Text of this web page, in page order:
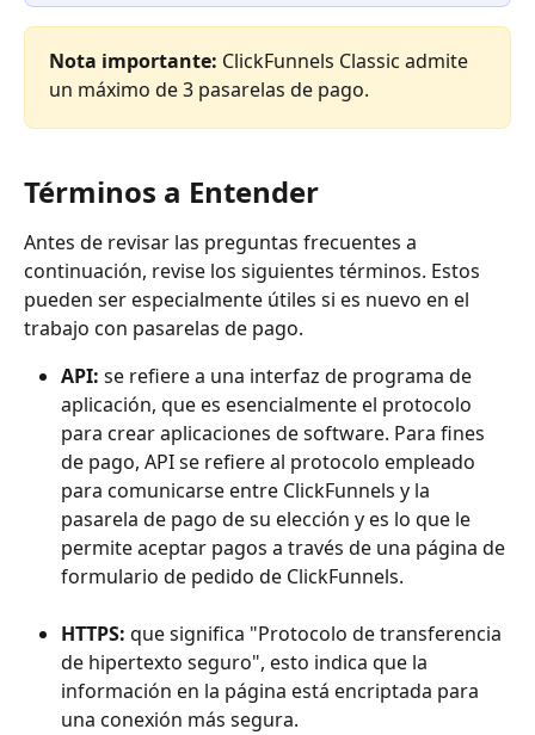
Nota importante: ClickFunnels Classic admite
un máximo de 3 pasarelas de pago.
Términos a Entender
Antes de revisar las preguntas frecuentes a
continuación, revise los siguientes términos. Estos
pueden ser especialmente útiles si es nuevo en el
trabajo con pasarelas de pago.
API: se refiere a una interfaz de programa de
aplicación, que es esencialmente el protocolo
para crear aplicaciones de software. Para fines
de pago, API se refiere al protocolo empleado
para comunicarse entre ClickFunnels y la
pasarela de pago de su elección y es lo que le
permite aceptar pagos a través de una página de
formulario de pedido de ClickFunnels.
HTTPS: que significa "Protocolo de transferencia
de hipertexto seguro", esto indica que la
información en la página está encriptada para
una conexión más segura.